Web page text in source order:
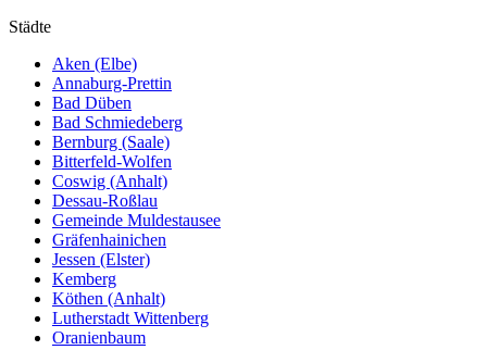
Städte
Aken (Elbe)
Annaburg-Prettin
Bad Düben
Bad Schmiedeberg
Bernburg (Saale)
Bitterfeld-Wolfen
Coswig (Anhalt)
Dessau-Roßlau
Gemeinde Muldestausee
Gräfenhainichen
Jessen (Elster)
Kemberg
Köthen (Anhalt)
Lutherstadt Wittenberg
Oranienbaum